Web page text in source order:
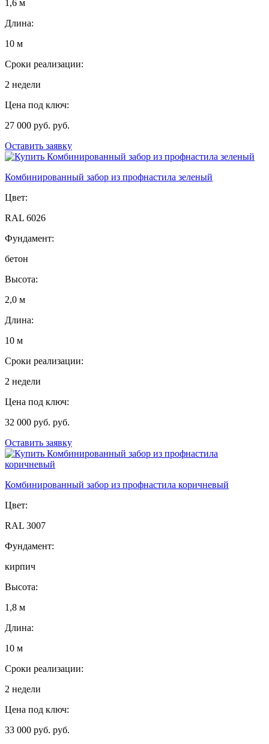
1,6 м
Длина:
10 м
Сроки реализации:
2 недели
Цена под ключ:
27 000 руб. руб.
Оставить заявку
Комбинированный забор из профнастила зеленый
Цвет:
RAL 6026
Фундамент:
бетон
Высота:
2,0 м
Длина:
10 м
Сроки реализации:
2 недели
Цена под ключ:
32 000 руб. руб.
Оставить заявку
Комбинированный забор из профнастила коричневый
Цвет:
RAL 3007
Фундамент:
кирпич
Высота:
1,8 м
Длина:
10 м
Сроки реализации:
2 недели
Цена под ключ:
33 000 руб. руб.